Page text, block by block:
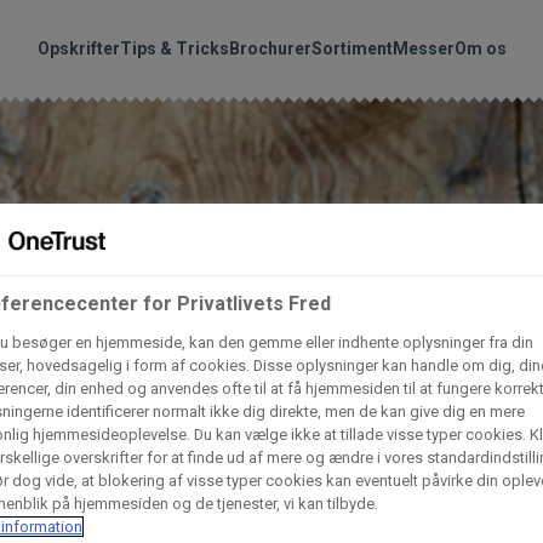
OpskrifterTips & TricksBrochurerSortimentMesserOm os
Søg
vores produkter
Dagrofa Foodservice
INCO Cash & Carry L. C. Lauritzen A/
Vaffelexpressen Vaffelgrossisten
Gem dine favoritter!
ikke en eneste opskrift gå tabt! Opret en profil nu og start din
personlige samling af favoritopskrifter eller produkter.
medlem af Odense Marcipan's professionelle fællesskab og
adgang til dine gemte opskrifter og produkter - når som helst,
hvor som helst.
Log ind Opret profil
for Privatlivets Fred
besøger en hjemmeside, kan den gemme eller indhente oplysninger fra din
hovedsagelig i form af cookies. Disse oplysninger kan handle om dig,
din enhed og anvendes ofte til at få hjemmesiden til at fungere
identificerer normalt ikke dig direkte, men de kan give dig en mere
hjemmesideoplevelse. Du kan vælge ikke at tillade visse typer cookies.
overskrifter for at finde ud af mere og ændre i vores
dog vide, at blokering af visse typer cookies kan eventuelt påvirke din
på hjemmesiden og de tjenester, vi kan tilbyde.